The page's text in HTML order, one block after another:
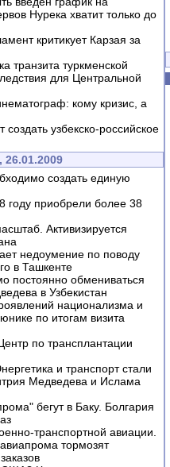
Нурека хватит только до
критикует Карзая за
транзита туркменской
для Центральной
кому кризис, а
узбекско-российское
26.01.2009
создать единую
году приобрели более 38
Активизируется
недоумение по поводу
в Ташкенте
постоянно обмениваться
в Узбекистан
национализма и
по итогам визита
по трансплантации
и транспорт стали
Медведева и Ислама
бегут в Баку. Болгария
транспортной авиации.
тормозят